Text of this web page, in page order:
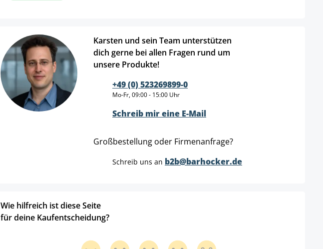
Karsten und sein Team unterstützen
dich gerne bei allen Fragen rund um
unsere Produkte!
+49 (0) 523269899-0
Mo-Fr, 09:00 - 15:00 Uhr
Schreib mir eine E-Mail
Großbestellung oder Firmenanfrage?
Schreib uns an b2b@barhocker.de
Wie hilfreich ist diese Seite
für deine Kaufentscheidung?